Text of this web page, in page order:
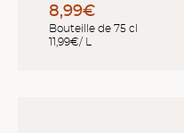
8,99€
Bouteille de 75 cl
11,99€/ L